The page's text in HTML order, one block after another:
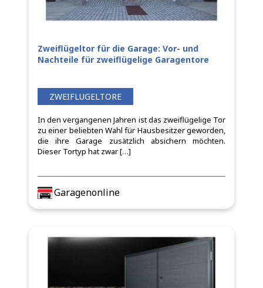
Zweiflügeltor für die Garage: Vor- und
Nachteile für zweiflügelige Garagentore
ZWEIFLUGELTORE
In den vergangenen Jahren ist das zweiflügelige Tor
zu einer beliebten Wahl für Hausbesitzer geworden,
die ihre Garage zusätzlich absichern möchten.
Dieser Tortyp hat zwar […]
Garagenonline